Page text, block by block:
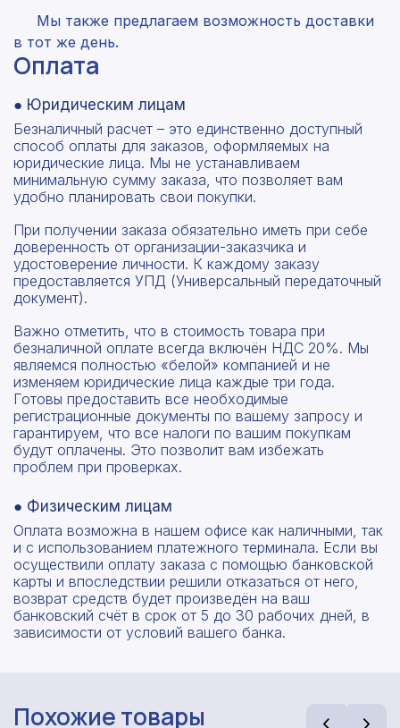
Мы также предлагаем возможность доставки
в тот же день.
Оплата
● Юридическим лицам
Безналичный расчет – это единственно доступный
способ оплаты для заказов, оформляемых на
юридические лица. Мы не устанавливаем
минимальную сумму заказа, что позволяет вам
удобно планировать свои покупки.
При получении заказа обязательно иметь при себе
доверенность от организации-заказчика и
удостоверение личности. К каждому заказу
предоставляется УПД (Универсальный передаточный
документ).
Важно отметить, что в стоимость товара при
безналичной оплате всегда включён НДС 20%. Мы
являемся полностью «белой» компанией и не
изменяем юридические лица каждые три года.
Готовы предоставить все необходимые
регистрационные документы по вашему запросу и
гарантируем, что все налоги по вашим покупкам
будут оплачены. Это позволит вам избежать
проблем при проверках.
● Физическим лицам
Оплата возможна в нашем офисе как наличными, так
и с использованием платежного терминала. Если вы
осуществили оплату заказа с помощью банковской
карты и впоследствии решили отказаться от него,
возврат средств будет произведён на ваш
банковский счёт в срок от 5 до 30 рабочих дней, в
зависимости от условий вашего банка.
Похожие товары